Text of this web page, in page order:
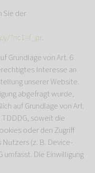
Sie der
?nc1=f_pr.
Grundlage von Art. 6
Interesse an
unserer Website.
abgefragt wurde,
auf Grundlage von Art.
TDDDG, soweit die
oder den Zugriff
(z. B. Device-
umfasst. Die Einwilligung